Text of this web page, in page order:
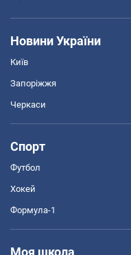
Новини України
Київ
Запоріжжя
Черкаси
Спорт
Футбол
Хокей
Формула-1
Моя школа